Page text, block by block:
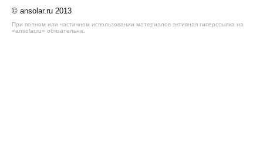
© ansolar.ru 2013
При полном или частичном использовании материалов активная гиперссылка на
«ansolar.ru» обязательна.